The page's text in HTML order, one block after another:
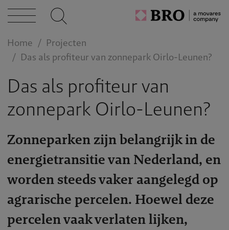
bij
Home
Projecten
Das als profiteur van zonnepark Oirlo-Leunen?
Das als profiteur van
zonnepark Oirlo-Leunen?
Zonneparken zijn belangrijk in de
energietransitie van Nederland, en
worden steeds vaker aangelegd op
agrarische percelen. Hoewel deze
percelen vaak verlaten lijken,